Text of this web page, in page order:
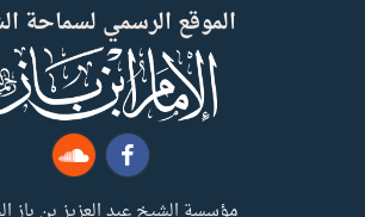
الموقع الرسمي لسماحة